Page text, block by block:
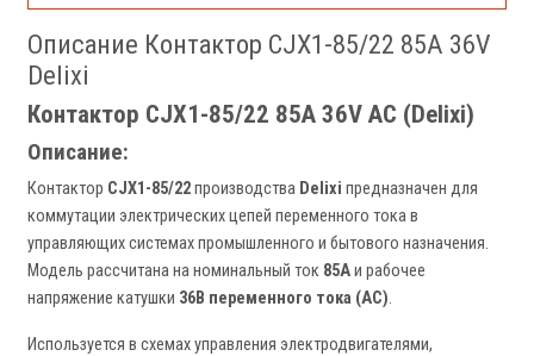
Описание Контактор CJX1-85/22 85A 36V
Delixi
Контактор CJX1-85/22 85A 36V AC (Delixi)
Описание:
Контактор CJX1-85/22производства Delixi предназначен для
коммутации электрических цепей переменного тока в
управляющих системах промышленного и бытового назначения.
Модель рассчитана на номинальный ток 85Аи рабочее
напряжение катушки 36В переменного тока (AC).
Используется в схемах управления электродвигателями,